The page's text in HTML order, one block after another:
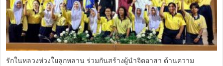
รักในหลวงห่วงใยลูกหลาน ร่วมกันสร้างผู้นำจิตอาสา ด้านความ